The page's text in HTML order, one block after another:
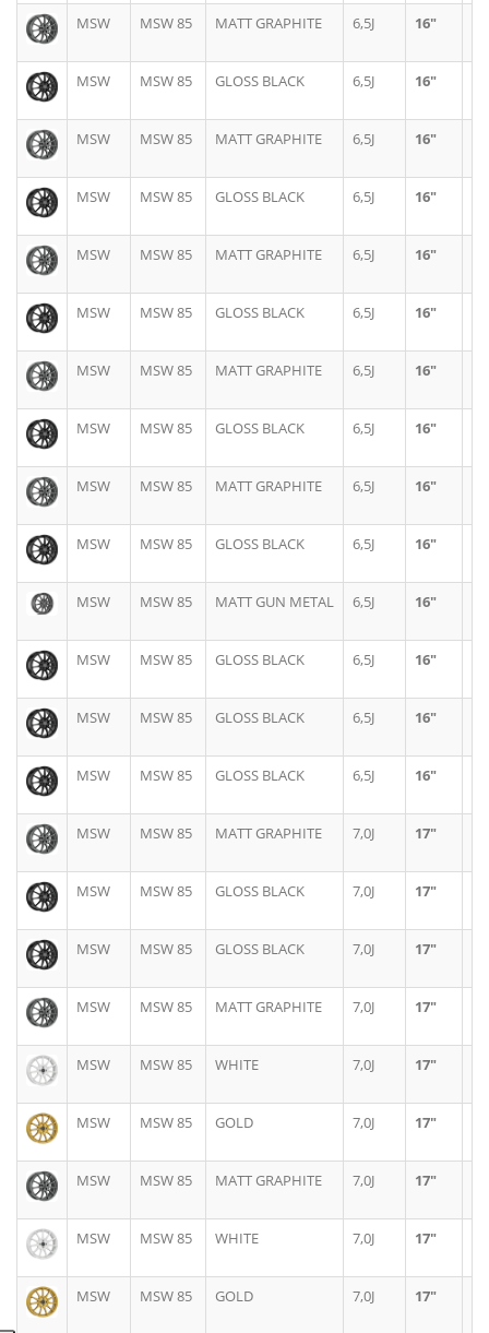
MSW MSW 85 MATT GRAPHITE 6,5J 16"
MSW MSW 85 GLOSS BLACK 6,5J 16"
MSW MSW 85 MATT GRAPHITE 6,5J 16"
MSW MSW 85 GLOSS BLACK 6,5J 16"
MSW MSW 85 MATT GRAPHITE 6,5J 16"
MSW MSW 85 GLOSS BLACK 6,5J 16"
MSW MSW 85 MATT GRAPHITE 6,5J 16"
MSW MSW 85 GLOSS BLACK 6,5J 16"
MSW MSW 85 MATT GRAPHITE 6,5J 16"
MSW MSW 85 GLOSS BLACK 6,5J 16"
MSW MSW 85 MATT GUN METAL 6,5J 16"
MSW MSW 85 GLOSS BLACK 6,5J 16"
MSW MSW 85 GLOSS BLACK 6,5J 16"
MSW MSW 85 GLOSS BLACK 6,5J 16"
MSW MSW 85 MATT GRAPHITE 7,0J 17"
MSW MSW 85 GLOSS BLACK 7,0J 17"
MSW MSW 85 GLOSS BLACK 7,0J 17"
MSW MSW 85 MATT GRAPHITE 7,0J 17"
MSW MSW 85 WHITE 7,0J 17"
MSW MSW 85 GOLD 7,0J 17"
MSW MSW 85 MATT GRAPHITE 7,0J 17"
MSW MSW 85 WHITE 7,0J 17"
MSW MSW 85 GOLD 7,0J 17"